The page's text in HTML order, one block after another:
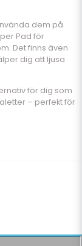
dem på
Pad för
Det finns även
dig att ljusa
för dig som
– perfekt för